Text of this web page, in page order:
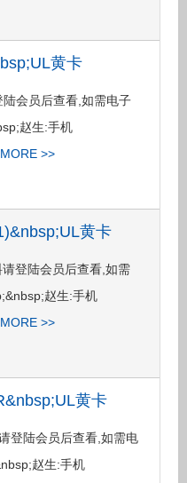
黄卡
会员后查看,如需电子
赵生:手机
MORE >>
黄卡
登陆会员后查看,如需
赵生:手机
MORE >>
黄卡
登陆会员后查看,如需电
赵生:手机